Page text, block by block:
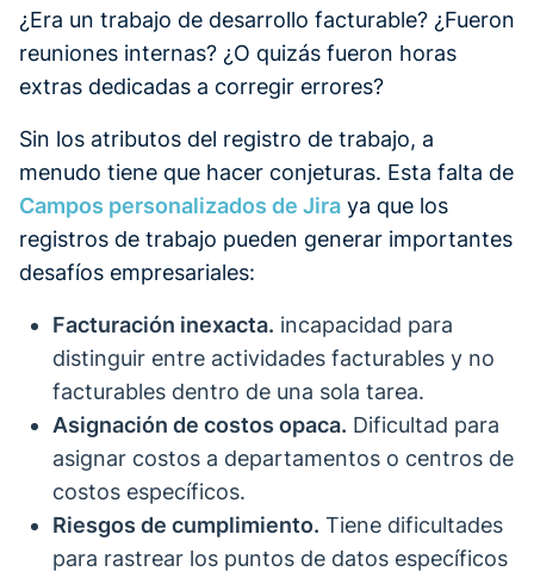
¿Era un trabajo de desarrollo facturable? ¿Fueron
reuniones internas? ¿O quizás fueron horas
extras dedicadas a corregir errores?
Sin los atributos del registro de trabajo, a
menudo tiene que hacer conjeturas. Esta falta de
Campos personalizados de Jira ya que los
registros de trabajo pueden generar importantes
desafíos empresariales:
Facturación inexacta. incapacidad para
distinguir entre actividades facturables y no
facturables dentro de una sola tarea.
Asignación de costos opaca. Dificultad para
asignar costos a departamentos o centros de
costos específicos.
Riesgos de cumplimiento. Tiene dificultades
para rastrear los puntos de datos específicos